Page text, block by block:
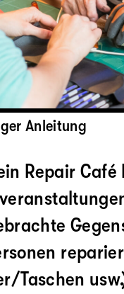
Anleitung
Repair Café
Taschen